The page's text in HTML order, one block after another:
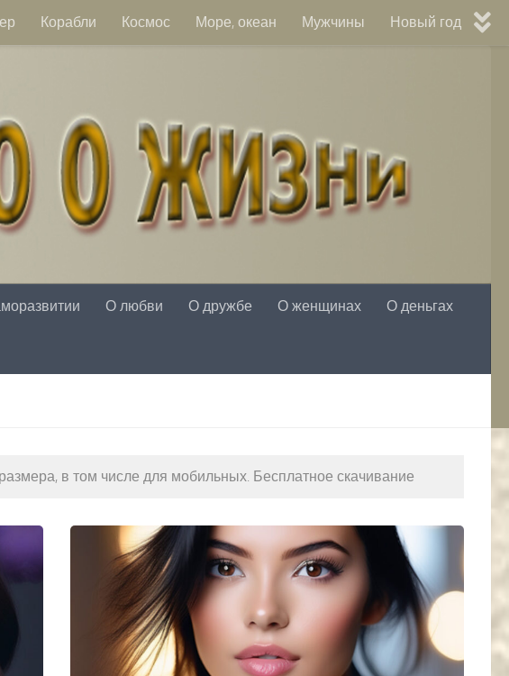
Корабли Космос Море, океан Мужчины Новый год
О любви О дружбе О женщинах О деньгах
в том числе для мобильных. Бесплатное скачивание